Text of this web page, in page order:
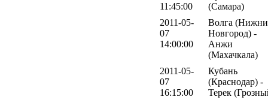
11:45:00
(Самара)
2011-05-
07
14:00:00
Волга
Новгород) -
Анжи
(Махачкала)
2011-05-
07
16:15:00
Кубань
(Краснодар) -
Терек